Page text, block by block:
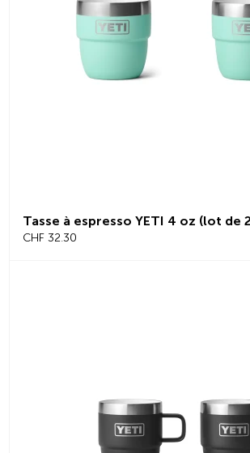
Tasse à espresso YETI 4 oz (lot de
CHF 32.30